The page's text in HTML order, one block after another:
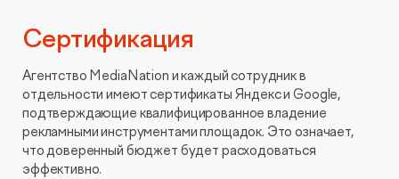
Сертификация
Агентство MediaNation и каждый сотрудник в
отдельности имеют сертификаты Яндекс и Google,
подтверждающие квалифицированное владение
рекламными инструментами площадок. Это означает,
что доверенный бюджет будет расходоваться
эффективно.